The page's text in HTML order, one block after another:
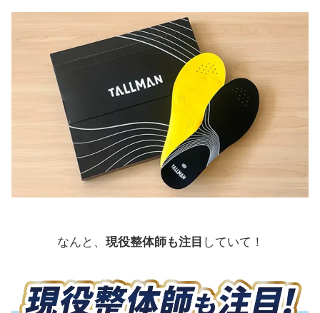
なんと、 現役整体師も注目 していて！